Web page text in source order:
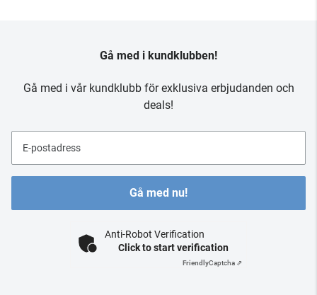
Gå med i kundklubben!
Gå med i vår kundklubb för exklusiva erbjudanden och
deals!
E-postadress
Gå med nu!
Anti-Robot Verification
Click to start verification
FriendlyCaptcha ⇗